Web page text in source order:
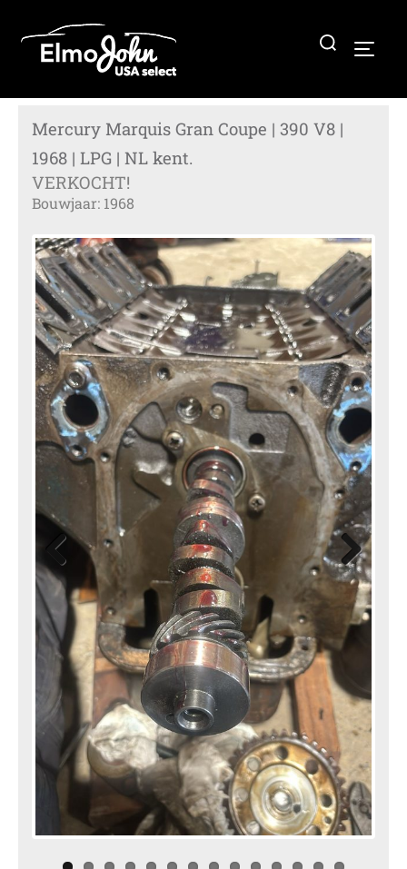
Zoek
naar:
Mercury Marquis Gran Coupe | 390 V8 |
1968 | LPG | NL kent.
VERKOCHT!
Bouwjaar: 1968
Previ
ous
Next